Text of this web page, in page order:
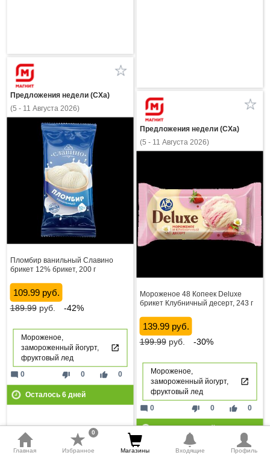
Предложения недели (СХа)
(5 - 11 Августа 2026)
Пломбир ванильный Славино
брикет 12% брикет, 200 г
109.99 руб.
189.99руб. -42%
Мороженое,
замороженный йогурт,
фруктовый лед
thumb_down 0 thumb_up 0
mode_comment 0
Осталось 6дней
Предложения недели (СХа)
(5 - 11 Августа 2026)
Мороженое 48 Копеек Deluxe
брикет Клубничный десерт, 243 г
139.99 руб.
199.99руб. -30%
Мороженое,
замороженный йогурт,
фруктовый лед
thumb_down 0 thumb_up 0
mode_comment 0
Осталось6дней
Главная Избранное
0
Магазины Входящие Профиль